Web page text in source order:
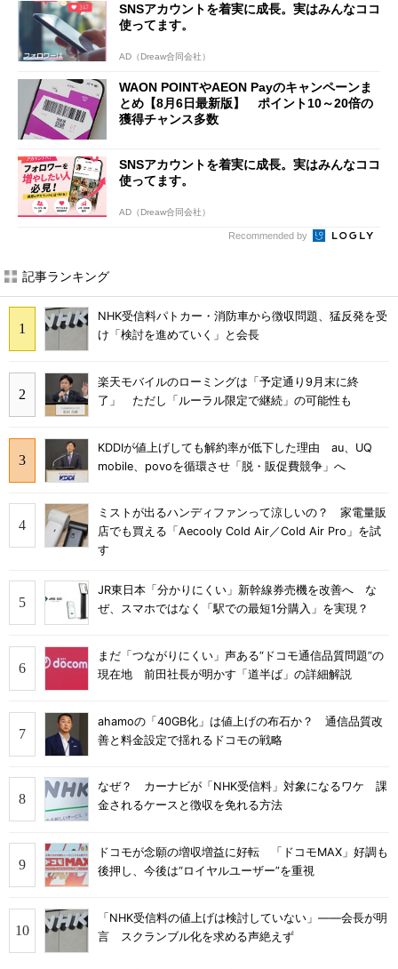
SNSアカウントを着実に成長。実はみんなココ
使ってます。
AD（Dreaw合同会社）
WAON POINTやAEON Payのキャンペーンま
とめ【8月6日最新版】 ポイント10～20倍の
獲得チャンス多数
SNSアカウントを着実に成長。実はみんなココ
使ってます。
AD（Dreaw合同会社）
Recommended by
記事ランキング
NHK受信料パトカー・消防車から徴収問題、猛反発を受
け「検討を進めていく」と会長
楽天モバイルのローミングは「予定通り9月末に終
了」 ただし「ルーラル限定で継続」の可能性も
KDDIが値上げしても解約率が低下した理由 au、UQ
mobile、povoを循環させ「脱・販促費競争」へ
ミストが出るハンディファンって涼しいの？ 家電量販
店でも買える「Aecooly Cold Air／Cold Air Pro」を試
す
JR東日本「分かりにくい」新幹線券売機を改善へ な
ぜ、スマホではなく「駅での最短1分購入」を実現？
まだ「つながりにくい」声ある“ドコモ通信品質問題”の
現在地 前田社長が明かす「道半ば」の詳細解説
ahamoの「40GB化」は値上げの布石か？ 通信品質改
善と料金設定で揺れるドコモの戦略
なぜ？ カーナビが「NHK受信料」対象になるワケ 課
金されるケースと徴収を免れる方法
ドコモが念願の増収増益に好転 「ドコモMAX」好調も
後押し、今後は“ロイヤルユーザー”を重視
「NHK受信料の値上げは検討していない」――会長が明
言 スクランブル化を求める声絶えず